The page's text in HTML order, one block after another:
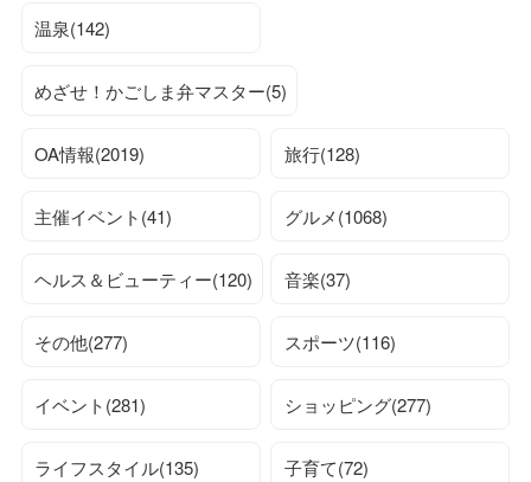
温泉(142)
めざせ！かごしま弁マスター(5)
OA情報(2019) 旅行(128)
主催イベント(41) グルメ(1068)
ヘルス＆ビューティー(120) 音楽(37)
その他(277) スポーツ(116)
イベント(281) ショッピング(277)
ライフスタイル(135) 子育て(72)